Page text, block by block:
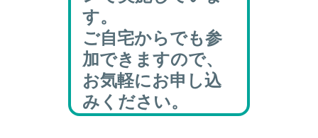
す。
ご自宅からでも参
加できますので、
お気軽にお申し込
みください。